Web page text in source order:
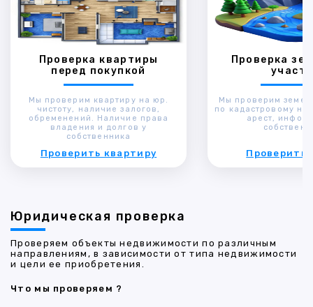
Проверка квартиры
перед покупкой
Мы проверим квартиру на юр.
чистоту, наличие залогов,
обременений. Наличие права
владения и долгов у
собственника
Проверить квартиру
Проверка
Мы проверим
по кадастровому
арест,
Проверить
Юридическая проверка
Проверяем объекты недвижимости по различным
направлениям, в зависимости от типа недвижимости
и цели ее приобретения.
Что мы проверяем ?